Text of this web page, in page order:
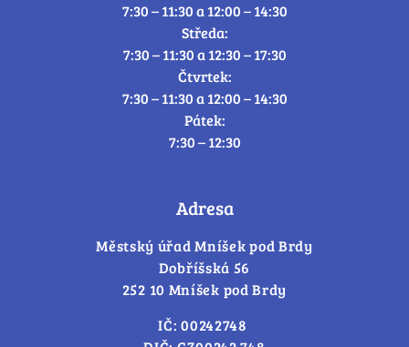
7:30 – 11:30 a 12:00 – 14:30
Středa:
7:30 – 11:30 a 12:30 – 17:30
Čtvrtek:
7:30 – 11:30 a 12:00 – 14:30
Pátek:
7:30 – 12:30
Adresa
Městský úřad Mníšek pod Brdy
Dobříšská 56
252 10 Mníšek pod Brdy
IČ: 00242748